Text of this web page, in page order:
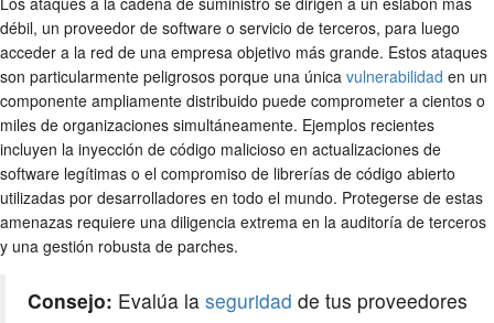
débil, un proveedor de software o servicio de terceros, para luego
acceder a la red de una empresa objetivo más grande. Estos ataques
son particularmente peligrosos porque una única vulnerabilidad en un
componente ampliamente distribuido puede comprometer a cientos o
miles de organizaciones simultáneamente. Ejemplos recientes
incluyen la inyección de código malicioso en actualizaciones de
software legítimas o el compromiso de librerías de código abierto
utilizadas por desarrolladores en todo el mundo. Protegerse de estas
amenazas requiere una diligencia extrema en la auditoría de terceros
y una gestión robusta de parches.
Consejo: Evalúa la seguridad de tus proveedores